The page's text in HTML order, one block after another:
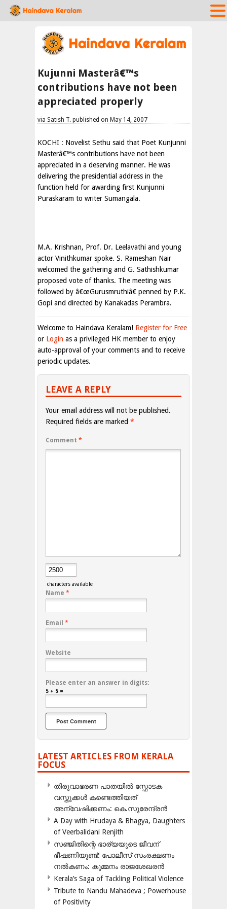
Kujunni Masterâ€™s
contributions have not been
appreciated properly
via Satish T. published on May 14, 2007
KOCHI : Novelist Sethu said that Poet Kunjunni
Masterâ€™s contributions have not been
appreciated in a deserving manner. He was
delivering the presidential address in the
function held for awarding first Kunjunni
Puraskaram to writer Sumangala.
M.A. Krishnan, Prof. Dr. Leelavathi and young
actor Vinithkumar spoke. S. Rameshan Nair
welcomed the gathering and G. Sathishkumar
proposed vote of thanks. The meeting was
followed by â€œGurusmruthiâ€ penned by P.K.
Gopi and directed by Kanakadas Perambra.
Welcome to Haindava Keralam! Register for Free
or Login as a privileged HK member to enjoy
auto-approval of your comments and to receive
periodic updates.
LEAVE A REPLY
Your email address will not be published.
Required fields are marked *
Comment *
characters available
Name *
Email *
Website
Please enter an answer in digits:
5 + 5 =
LATEST ARTICLES FROM KERALA
FOCUS
തിരുവാഭരണ പാതയിൽ സ്ഫോടക
വസ്തുക്കൾ കണ്ടെത്തിയത്
അന്വേഷിക്കണം: കെ.സുരേന്ദ്രൻ
A Day with Hrudaya & Bhagya, Daughters
of Veerbalidani Renjith
സഞ്ജിതിന്റെ ഭാര്യയുടെ ജീവന്
ഭീഷണിയുണ്ട്: പോലീസ് സംരക്ഷണം
നൽകണം: കുമ്മനം രാജശേഖരൻ
Kerala’s Saga of Tackling Political Violence
Tribute to Nandu Mahadeva ; Powerhouse
of Positivity